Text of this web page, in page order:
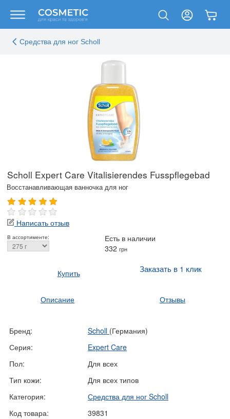
Средства для ног Scholl
Scholl Expert Care Vitalisierendes Fusspflegebad
Восстанавливающая ванночка для ног
Написать отзыв
В ассортименте:
Есть в наличии
332 грн
Купить Заказать в 1 клик
Описание Отзывы
Бренд: Scholl (Германия)
Серия:
Expert Care
Пол:
Для всех
Тип кожи:
Для всех типов
Категория:
Средства для ног Scholl
Код товара:
39831